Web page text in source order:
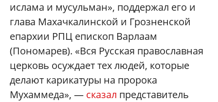
ислама и мусульман», поддержал его и
глава Махачкалинской и Грозненской
епархии РПЦ епископ Варлаам
(Пономарев). «Вся Русская православная
церковь осуждает тех людей, которые
делают карикатуры на пророка
Мухаммеда», — сказал представитель